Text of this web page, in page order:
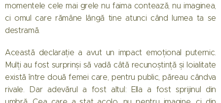
momentele cele mai grele nu faima contează, nu imaginea,
ci omul care rămâne lângă tine atunci când lumea ta se
destramă.
Această declarație a avut un impact emoțional puternic.
Mulți au fost surprinși să vadă câtă recunoștință și loialitate
există între două femei care, pentru public, păreau cândva
rivale. Dar adevărul a fost altul: Ella a fost sprijinul din